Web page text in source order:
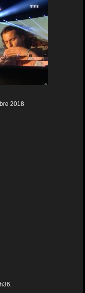
2018